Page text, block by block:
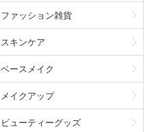
ファッション雑貨
スキンケア
ベースメイク
メイクアップ
ビューティーグッズ